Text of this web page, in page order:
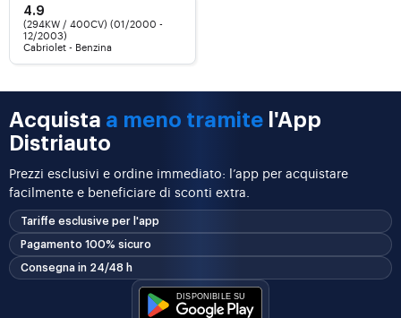
4.9
(294KW / 400CV) (01/2000 -
12/2003)
Cabriolet - Benzina
Acquista a meno tramite l'App
Distriauto
Prezzi esclusivi e ordine immediato: l’app per acquistare
facilmente e beneficiare di sconti extra.
Tariffe esclusive per l'app
Pagamento 100% sicuro
Consegna in 24/48 h